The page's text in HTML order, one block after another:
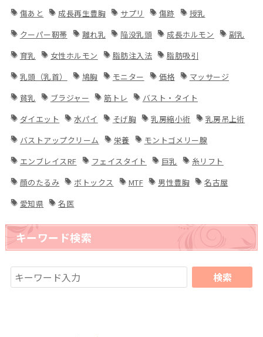
傷あと
成長再生豊胸 サプリ 傷跡
授乳
クーパー靭帯
離れ乳 陥没乳頭 成長ホルモン
副乳
育乳
女性ホルモン 脂肪注入法
脂肪吸引
乳頭（乳首）
鳩胸 モニター 価格
マッサージ
貧乳
ブラジャー 筋トレ
バスト・タイト
ダイエット
水パイ そげ胸 乳房縮小術
乳房吊上術
バストアップクリーム
栄養
モントゴメリー腺
エンブレイスRF
フェイスタイト 巨乳
糸リフト
顔のたるみ
ボトックス MTF 男性豊胸
名古屋
愛知県
名医
キーワード検索